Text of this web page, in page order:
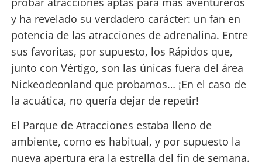
y ha revelado su verdadero carácter: un fan en
potencia de las atracciones de adrenalina. Entre
sus favoritas, por supuesto, los Rápidos que,
junto con Vértigo, son las únicas fuera del área
Nickeodeonland que probamos… ¡En el caso de
la acuática, no quería dejar de repetir!
El Parque de Atracciones estaba lleno de
ambiente, como es habitual, y por supuesto la
nueva apertura era la estrella del fin de semana.